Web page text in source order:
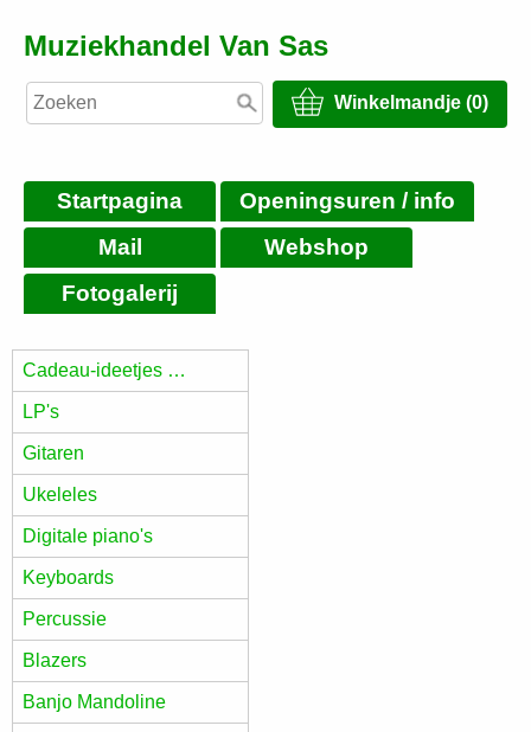
Muziekhandel Van Sas
Winkelmandje (0)
Startpagina
Openingsuren / info
Mail
Webshop
Fotogalerij
Cadeau-ideetjes …
LP's
Gitaren
Ukeleles
Digitale piano's
Keyboards
Percussie
Blazers
Banjo Mandoline